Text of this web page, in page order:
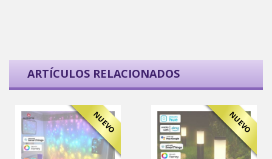
ARTÍCULOS RELACIONADOS
NUEVO NUEVO